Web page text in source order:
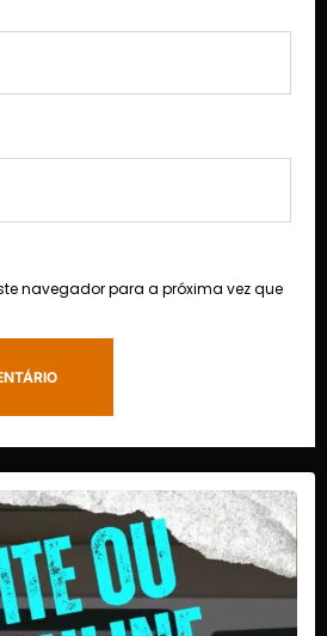
navegador para a próxima vez que